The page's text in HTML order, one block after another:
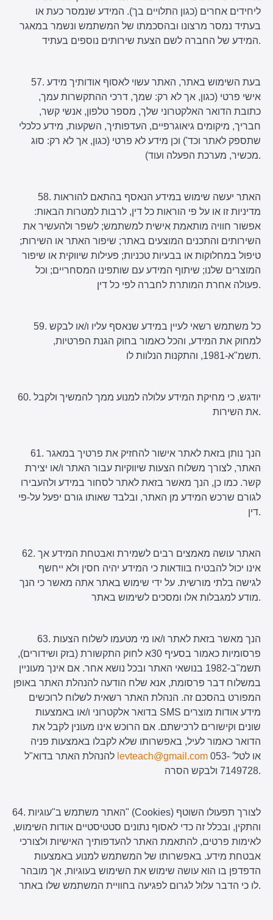
ליחידים אחרים (כגון התלויים בך). המידע שנמסר כעת או
בעתיד נמסר מרצונו ובהסכמתו של המשתמש ונשמר במאגר
המידע של החברה לשם הצעת שירותים נוספים בעתיד.
57. בעת השימוש באתר, האתר עשוי לאסוף אודותיך מידע
אישי פרטי (כגון, אך לא רק: שמך, דרכי ההתקשרות עמך,
כתובת הדואר האלקטרוני שלך, מספר טלפון, אנשי קשר,
חבריך, מיקומים גיאוגרפיים, העדפותיך, השקעות, מידע כלכלי
שתספק לאתר וכד') וכן מידע לא פרטי (כגון, אך לא רק: סוג
מכשיר, מערכת הפעלה ועוד).
58. האתר יעשה שימוש במידע הנאסף בהתאם להוראות
מדיניות זו או על פי הוראות כל דין, לרבות למטרות הבאות:
אפשור חוויה מותאמת אישית למשתמש; לשפר ולהעשיר את
השירותים והתכנים המוצעים באתר; שיפור האתר או השירות;
טיפול במחלוקות או בבעיות טכניות; פעילות שיווקית או שיפור
המוצרים שלנו; שיתוף המידע עם שותפינו המסחריים; וכל
פעולה אחרת המותרת לחברה לפי כל דין.
59. כל משתמש רשאי לעיין במידע שנאסף עליו ו/או לבקש
למחוק את המידע, והכל כאמור בחוק הגנת הפרטיות,
תשמ"א-1981, והתקנות הנלוות לו.
60. יודגש, כי מחיקת המידע עלולה למנוע ממך להמשיך ולקבל
את השירות.
61. הנך נותן בזאת לאתר אישור להחזיק את פרטיך במאגר
האתר, לצורך משלוח הצעות שיווקיות עבור האתר ו/או יצירת
קשר. כמו כן, הנך מאשר בזאת לאתר לסחור במידע ולהעבירו
לגורם שרכש המידע מן האתר, ובלבד שאותו גורם יפעל על-פי
דין.
62. האתר עושה מאמצים רבים לשמירת ואבטחת המידע אך
אינו יכול להבטיח בוודאות כי המידע יהיה חסין ולא ייחשף
לגישה בלתי מורשית. על ידי שימוש באתר אתה מאשר כי הנך
מודע למגבלות אלו ומסכים לשימוש באתר.
63. הנך מאשר בזאת לאתר ו/או מי מטעמו לשלוח הצעות
פרסומיות כאמור בסעיף 30א לחוק התקשורת (בזק ושידורים),
תשמ"ב-1982 בנושאי האתר ובכל נושא אחר. אם אינך מעוניין
במשלוח דבר פרסומת, אנא שלח הודעה להנהלת האתר באופן
המפורט בהסכם זה. הנהלת האתר רשאית לשלוח לרוכשים
בדואר אלקטרוני ו/או באמצעות SMS מידע אודות מוצרים
שונים וקישורים לרכישתם. אם הרוכש אינו מעונין לקבל את
הדואר כאמור לעיל, באפשרותו שלא לקבלו באמצעות פניה
levteach@gmail.com
7149728 ולבקש הסרה.
64. האתר משתמש ב"עוגיות" (Cookies) לצורך תפעולו השוטף
והתקין, ובכלל זה כדי לאסוף נתונים סטטיסטיים אודות השימוש,
לאימות פרטים, להתאמת האתר להעדפותיך האישיות ולצורכי
אבטחת מידע. באפשרותו של המשתמש למנוע באמצעות
הדפדפן בו הוא עושה שימוש את השימוש בעוגיות, אך מובהר
לו כי הדבר עלול לגרום לפגיעה בחוויית המשתמש שלו באתר.